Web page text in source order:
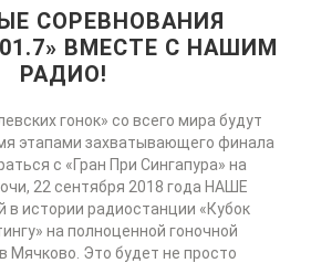
СОРЕВНОВАНИЯ
ВМЕСТЕ С НАШИМ
РАДИО!
гонок» со всего мира будут
этапами захватывающего финала
с «Гран При Сингапура» на
22 сентября 2018 года НАШЕ
в истории радиостанции «Кубок
на полноценной гоночной
Мячково. Это будет не просто